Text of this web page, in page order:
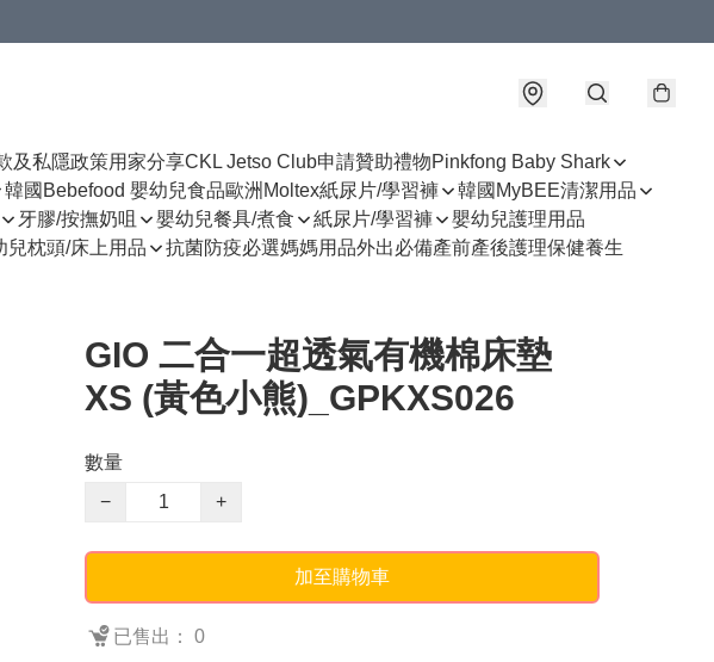
及私隱政策用家分享CKL Jetso Club申請贊助禮物Pinkfong Baby Shark
韓國Bebefood 嬰幼兒食品歐洲Moltex紙尿片/學習褲
韓國MyBEE清潔用品
牙膠/按撫奶咀 嬰幼兒餐具/煮食 紙尿片/學習褲
嬰幼兒護理用品
兒枕頭/床上用品 抗菌防疫必選媽媽用品外出必備產前產後護理保健養生
GIO 二合一超透氣有機棉床墊
XS (黃色小熊)_GPKXS026
數量
−
+
加至購物車
已售出： 0